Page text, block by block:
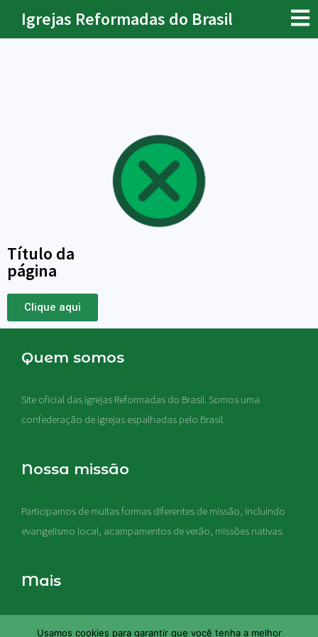
Igrejas Reformadas do Brasil
Título da
página
Clique aqui
Quem somos
Site oficial das Igrejas Reformadas do Brasil. Somos uma
confederação de igrejas espalhadas pelo Brasil.
Nossa missão
Participamos de muitas formas diferentes de missão, incluindo
evangelismo local, acampamentos de verão, missões nativas.
Mais
Usamos cookies para garantir que você tenha a melhor